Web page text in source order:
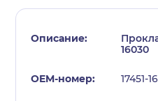
16030
17451-